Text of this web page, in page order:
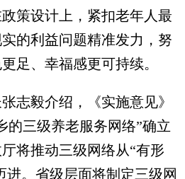
策设计上，紧扣老年人最
的利益问题精准发力，努
足、幸福感更可持续。
毅介绍，《实施意见》
的三级养老服务网络”确立
将推动三级网络从“有形
进。省级层面将制定三级网